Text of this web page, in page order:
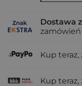
Dostawa
zamówień
Kup teraz,
Kup teraz,